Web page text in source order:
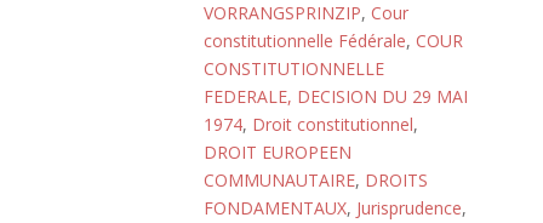
VORRANGSPRINZIP, Cour
constitutionnelle Fédérale, COUR
CONSTITUTIONNELLE
FEDERALE, DECISION DU 29 MAI
1974, Droit constitutionnel,
DROIT EUROPEEN
COMMUNAUTAIRE, DROITS
FONDAMENTAUX, Jurisprudence,